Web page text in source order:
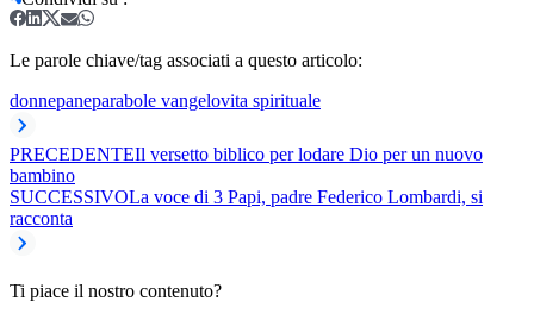
Le parole chiave/tag associati a questo articolo:
donnepaneparabole vangelovita spirituale
PRECEDENTEIl versetto biblico per lodare Dio per un nuovo
bambino
SUCCESSIVOLa voce di 3 Papi, padre Federico Lombardi, si
racconta
Ti piace il nostro contenuto?